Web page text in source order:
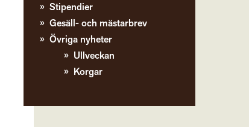
Stipendier
Gesäll- och mästarbrev
Övriga nyheter
Ullveckan
Korgar